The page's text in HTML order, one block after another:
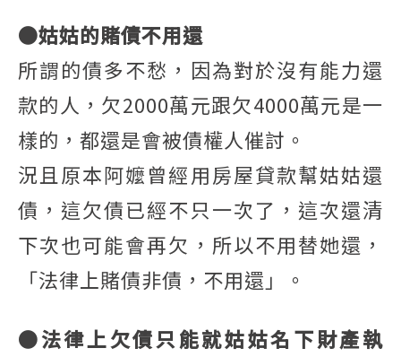
●姑姑的賭債不用還
所謂的債多不愁，因為對於沒有能力還
款的人，欠2000萬元跟欠4000萬元是一
樣的，都還是會被債權人催討。
況且原本阿嬤曾經用房屋貸款幫姑姑還
債，這欠債已經不只一次了，這次還清
下次也可能會再欠，所以不用替她還，
「法律上賭債非債，不用還」。
●法律上欠債只能就姑姑名下財產執